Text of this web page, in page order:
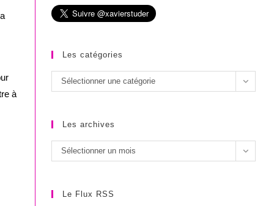
à
Les catégories
Les
catégories
Sélectionner une catégorie
Les archives
Les
archives
Sélectionner un mois
Le Flux RSS